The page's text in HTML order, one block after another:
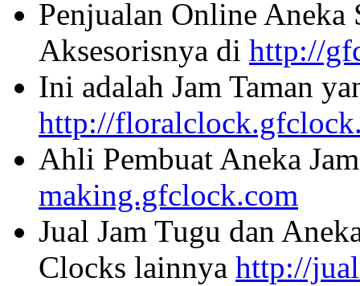
Penjualan Online Aneka
Aksesorisnya di http://
Ini adalah Jam Taman
http://
Ahli Pembuat Aneka
making.gfclock.com
Jual Jam Tugu dan
Clocks lainnya http://